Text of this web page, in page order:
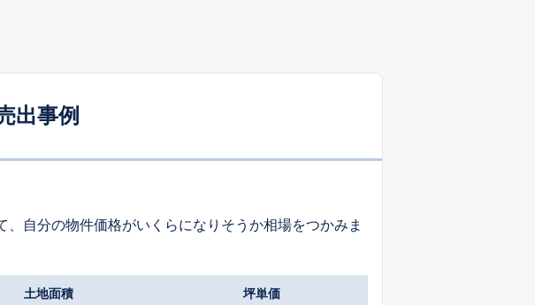
86万円
出事例
自分の物件価格がいくらになりそうか相場をつかみま
土地面積 坪単価